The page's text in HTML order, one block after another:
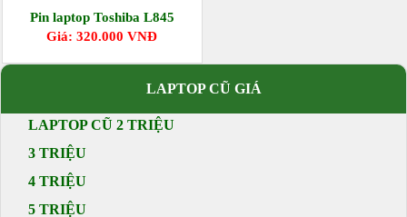
Pin laptop Toshiba L845
Giá: 320.000 VNĐ
LAPTOP CŨ GIÁ
LAPTOP CŨ 2 TRIỆU
3 TRIỆU
4 TRIỆU
5 TRIỆU